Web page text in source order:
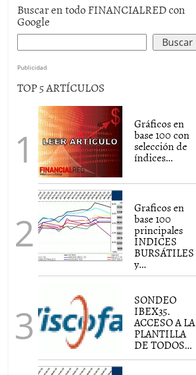
Buscar en todo FINANCIALRED con
Google
Publicidad
TOP 5 ARTÍCULOS
Gráficos en
base 100 con
selección de
índices...
Graficos en
base 100
principales
INDICES
BURSÁTILES
y...
SONDEO
IBEX35.
ACCESO A LA
PLANTILLA
DE TODOS...